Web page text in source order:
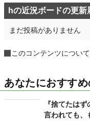
hの近況ボードの更新
まだ投稿がありません
このコンテンツについ
あなたにおすす
『捨てたは
言われても、